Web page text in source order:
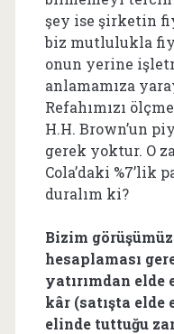
şey ise şirketin
biz mutlulukla
onun yerine
anlamamıza
Refahımızı
H.H. Brown’un
gerek yoktur. O
Cola’daki %7’lik
duralım ki?
Bizim
hesaplaması
yatırımdan elde
kâr (satışta elde
elinde tuttuğu